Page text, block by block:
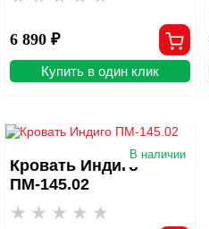
6 890 ₽
Купить в один клик
В наличии
Кровать Индиго
ПМ-145.02